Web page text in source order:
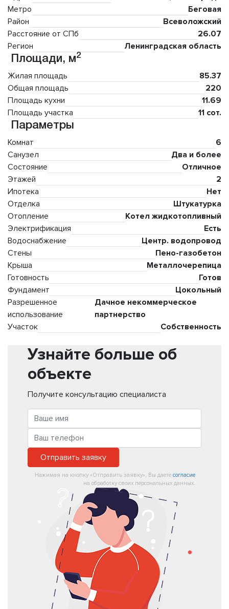
Метро
Беговая
Район
Всеволожский
Расстояние от СПб
26.07
Регион
Ленинградская область
Площади, м2
Жилая площадь
85.37
Общая площадь
220
Площадь кухни
11.69
Площадь участка
11 сот.
Параметры
Комнат
6
Санузел
Два и более
Состояние
Отличное
Этажей
2
Ипотека
Нет
Отделка
Штукатурка
Отопление
Котел жидкотопливный
Электрификация
Есть
Водоснабжение
Центр. водопровод
Стены
Пено-газобетон
Крыша
Металлочерепица
Готовность
Готов
Фундамент
Цокольный
Разрешенное
использование
Дачное некоммерческое
партнерство
Участок
Собственность
Узнайте больше об
объекте
Получите консультацию специалиста
Отправить заявку
Нажимая на кнопку «Отправить заявку», Вы даете согласие
на обработку своих персональных данных.